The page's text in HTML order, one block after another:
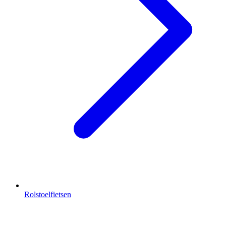
Rolstoelfietsen